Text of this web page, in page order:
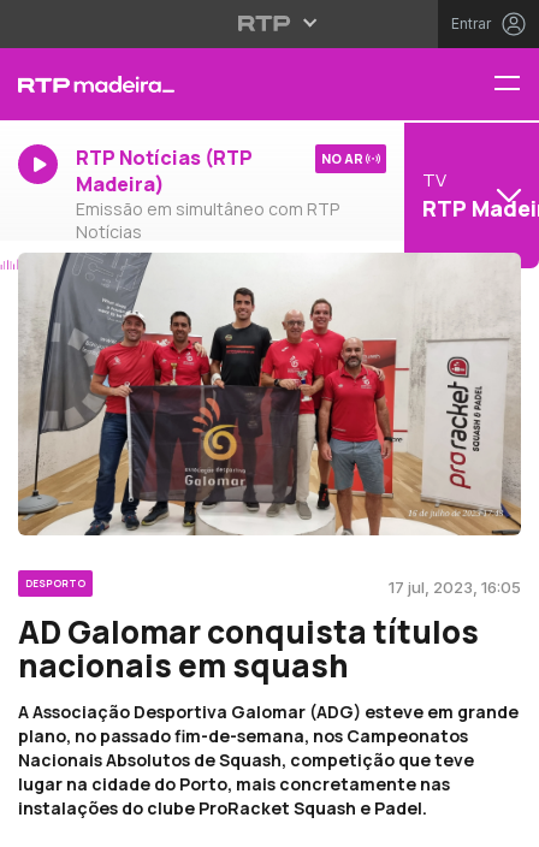
Entrar
RTP Notícias (RTP
Madeira)
Emissão em simultâneo com RTP
Notícias
NO AR
TV
RTP
DESPORTO 17 jul, 2023, 16:05
AD Galomar conquista títulos
nacionais em squash
A Associação Desportiva Galomar (ADG) esteve em grande
plano, no passado fim-de-semana, nos Campeonatos
Nacionais Absolutos de Squash, competição que teve
lugar na cidade do Porto, mais concretamente nas
instalações do clube ProRacket Squash e Padel.